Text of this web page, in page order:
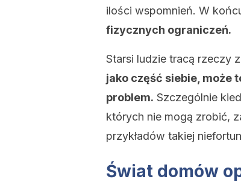
ilości wspomnień. W
fizycznych ograniczeń.
Starsi ludzie tracą rzeczy
jako część siebie, może
problem. Szczególnie
których nie mogą zrobić,
przykładów takiej
Świat domów